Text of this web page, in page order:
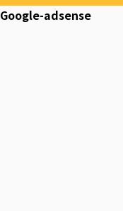
Google-adsense